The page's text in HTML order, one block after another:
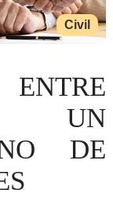
Civil
UN
DE